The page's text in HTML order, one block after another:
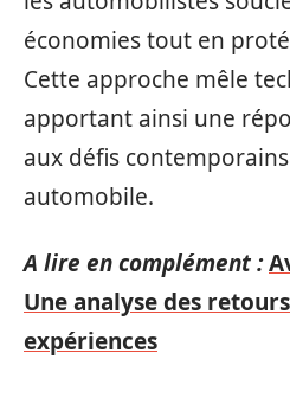
économies tout en
Cette approche mêle
apportant ainsi une
aux défis
automobile.
A lire en complément :
Une analyse des
expériences